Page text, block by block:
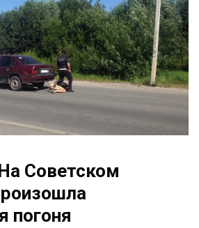
Советском
погоня